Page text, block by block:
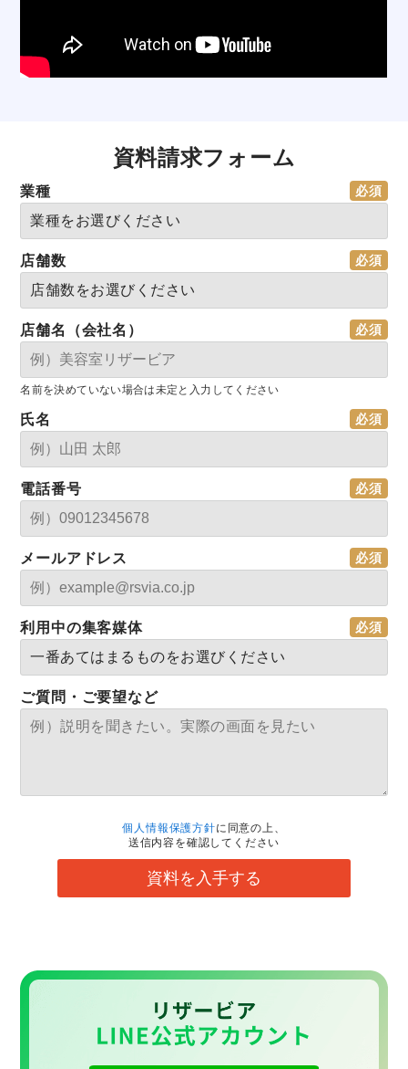
資料請求フォーム
業種
店舗数
店舗名（会社名）
名前を決めていない場合は未定と入力してください
氏名
電話番号
メールアドレス
利用中の集客媒体
ご質問・ご要望など
個人情報保護方針に同意の上、
送信内容を確認してください
資料を入手する